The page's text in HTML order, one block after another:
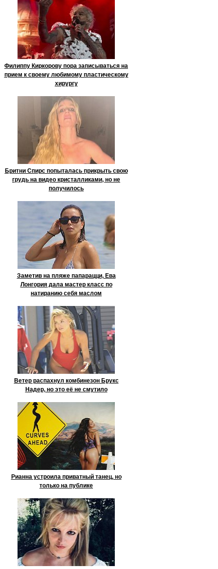
Филиппу Киркорову пора записываться на
прием к своему любимому пластическому
хирургу
Бритни Спирс попыталась прикрыть свою
грудь на видео кристалликами, но не
получилось
Заметив на пляже папарацци, Ева
Лонгория дала мастер класс по
натиранию себя маслом
Ветер распахнул комбинезон Брукс
Надер, но это её не смутило
Рианна устроила приватный танец, но
только на публике